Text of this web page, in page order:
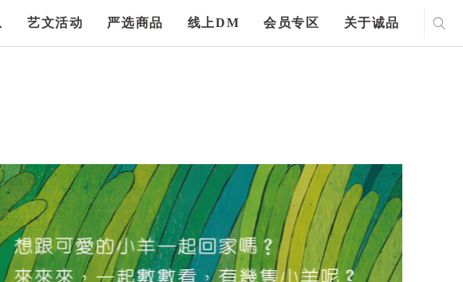
艺文活动 严选商品 线上DM 会员专区 关于诚品